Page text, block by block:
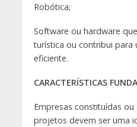
Robótica;
Software ou hardware
turística ou contribui para
eficiente.
CARACTERÍSTICAS
Empresas constituídas
projetos devem ser uma